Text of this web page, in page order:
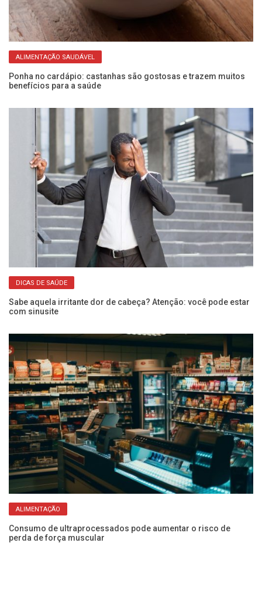
ALIMENTAÇÃO SAUDÁVEL
Ponha no cardápio: castanhas são gostosas e trazem muitos
benefícios para a saúde
DICAS DE SAÚDE
Sabe aquela irritante dor de cabeça? Atenção: você pode estar
com sinusite
ALIMENTAÇÃO
Consumo de ultraprocessados pode aumentar o risco de
perda de força muscular